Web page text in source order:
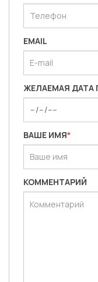
EMAIL
ЖЕЛАЕМАЯ ДАТА
ВАШЕ ИМЯ*
КОММЕНТАРИЙ